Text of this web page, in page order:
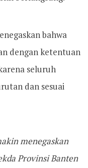
bahwa
dengan ketentuan
seluruh
dan sesuai
menegaskan
Provinsi Banten